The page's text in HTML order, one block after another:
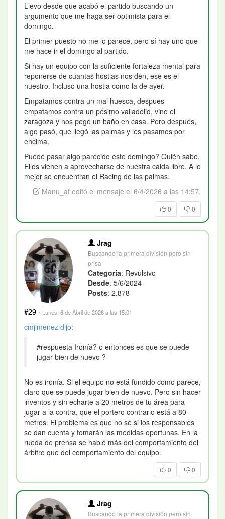
Llevo desde que acabó el partido buscando un
argumento que me haga ser optimista para el
domingo.
El primer puesto no me lo parece, pero sí hay uno que
me hace ir el domingo al partido.
Si hay un equipo con la suficiente fortaleza mental para
reponerse de cuantas hostias nos den, ese es el
nuestro. Incluso una hostia como la de ayer.
Empatamos contra un mal huesca, despues
empatamos contra un pésimo valladolid, vino el
zaragoza y nos pegó un baño en casa. Pero después,
algo pasó, que llegó las palmas y les pasamos por
encima.
Puede pasar algo parecido este domingo? Quién sabe.
Ellos vienen a aprovecharse de nuestra caida libre. A lo
mejor se encuentran el Racing de las palmas.
Manu_af editó el mensaje el 6/4/2026 a las 14:57.
0 0
Jrag
Buscando la primera división pero sin
prisa
Categoría: Revulsivo
Desde: 5/6/2024
Posts: 2.878
#29 · Lunes, 6 de Abril de 2026 a las 15:01
cmjimenez dijo:
#respuesta Ironía? o entonces es que se puede
jugar bien de nuevo ?
No es ironía. Si el equipo no está fundido como parece,
claro que se puede jugar bien de nuevo. Pero sin hacer
inventos y sin echarte a 20 metros de tu área para
jugar a la contra, que el portero contrario está a 80
metros. El problema es que no sé si los responsables
se dan cuenta y tomarán las medidas oportunas. En la
rueda de prensa se habló más del comportamiento del
árbitro que del comportamiento del equipo.
0 0
Jrag
Buscando la primera división pero sin